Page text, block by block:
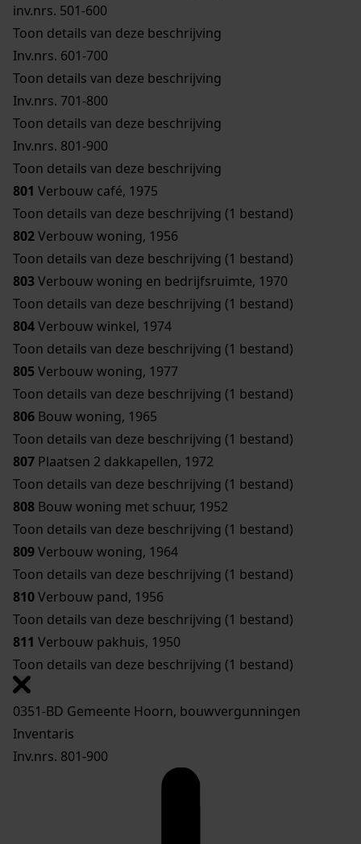
inv.nrs. 501-600
Toon details van deze beschrijving
Inv.nrs. 601-700
Toon details van deze beschrijving
Inv.nrs. 701-800
Toon details van deze beschrijving
Inv.nrs. 801-900
Toon details van deze beschrijving
801 Verbouw café, 1975
Toon details van deze beschrijving (1 bestand)
802Verbouw woning, 1956
Toon details van deze beschrijving (1 bestand)
803Verbouw woning en bedrijfsruimte, 1970
Toon details van deze beschrijving (1 bestand)
804Verbouw winkel, 1974
Toon details van deze beschrijving (1 bestand)
805Verbouw woning, 1977
Toon details van deze beschrijving (1 bestand)
806 Bouw woning, 1965
Toon details van deze beschrijving (1 bestand)
807 Plaatsen 2 dakkapellen, 1972
Toon details van deze beschrijving (1 bestand)
808 Bouw woning met schuur, 1952
Toon details van deze beschrijving (1 bestand)
809Verbouw woning, 1964
Toon details van deze beschrijving (1 bestand)
810Verbouw pand, 1956
Toon details van deze beschrijving (1 bestand)
811 Verbouw pakhuis, 1950
Toon details van deze beschrijving (1 bestand)
0351-BD Gemeente Hoorn, bouwvergunningen
Inventaris
Inv.nrs. 801-900